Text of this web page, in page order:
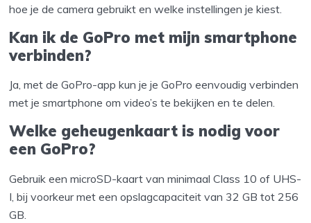
hoe je de camera gebruikt en welke instellingen je kiest.
Kan ik de GoPro met mijn smartphone
verbinden?
Ja, met de GoPro-app kun je je GoPro eenvoudig verbinden
met je smartphone om video’s te bekijken en te delen.
Welke geheugenkaart is nodig voor
een GoPro?
Gebruik een microSD-kaart van minimaal Class 10 of UHS-
I, bij voorkeur met een opslagcapaciteit van 32 GB tot 256
GB.